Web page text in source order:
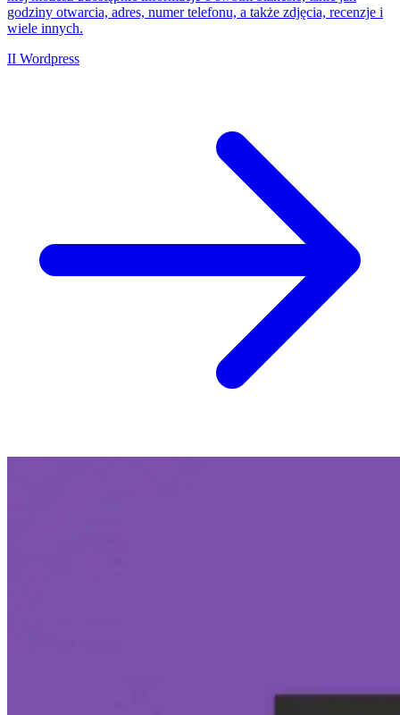
godziny otwarcia, adres, numer telefonu, a także zdjęcia, recenzje i
wiele innych.
II Wordpress